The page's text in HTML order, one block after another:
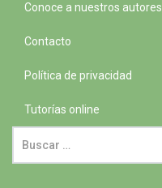
Conoce a nuestros autores
Contacto
Política de privacidad
Tutorías online